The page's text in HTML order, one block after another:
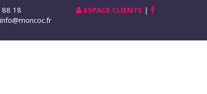
18
ESPACE CLIENTS |